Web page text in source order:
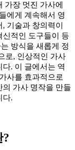
가장 멋진 가사에
에게 계속해서 영
기술과 창의력이
적인 도구들이 등
방식을 새롭게 정
로, 인상적인 가사
. 이 글에서는 역
사를 효과적으로
의 가사 명작을 만들
다.
?